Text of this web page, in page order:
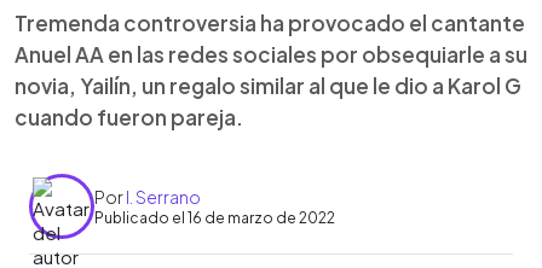
Tremenda controversia ha provocado el cantante
Anuel AA en las redes sociales por obsequiarle a su
novia, Yailín, un regalo similar al que le dio a Karol G
cuando fueron pareja.
PorI. Serrano
Publicado el 16 de marzo de 2022